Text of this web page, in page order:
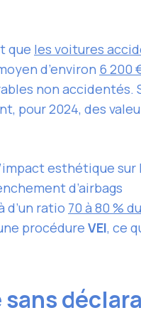
que les voitures
d’environ 6 200
non accidentés.
pour 2024, des
esthétique sur
d’airbags
d’un ratio 70 à 80 %
procédure VEI, ce